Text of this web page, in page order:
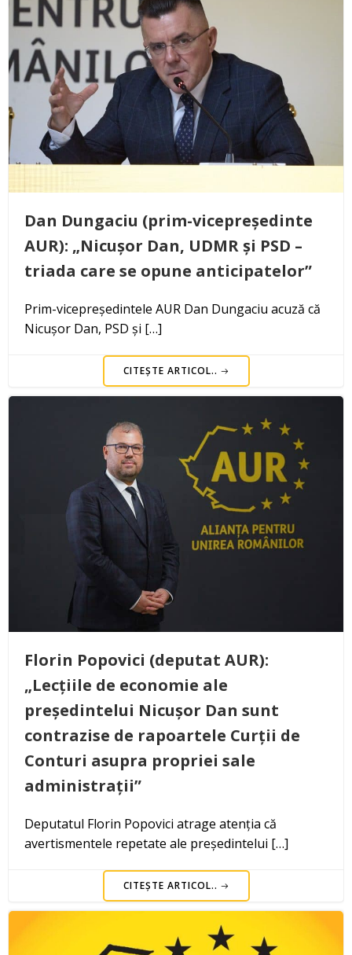
Dan Dungaciu (prim-vicepreședinte
AUR): „Nicușor Dan, UDMR și PSD –
triada care se opune anticipatelor”
Prim-vicepreședintele AUR Dan Dungaciu acuză că
Nicușor Dan, PSD și […]
CITEȘTE ARTICOL..
Florin Popovici (deputat AUR):
„Lecțiile de economie ale
președintelui Nicușor Dan sunt
contrazise de rapoartele Curții de
Conturi asupra propriei sale
administrații”
Deputatul Florin Popovici atrage atenția că
avertismentele repetate ale președintelui […]
CITEȘTE ARTICOL..